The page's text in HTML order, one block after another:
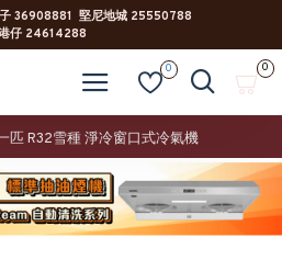
36908881 堅尼地城 25550788
仔 24614288
0 0
匹 R32雪種 淨冷窗口式冷氣機